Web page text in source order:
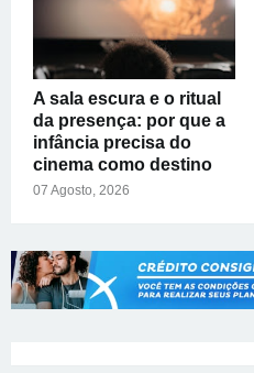
A sala escura e o ritual
da presença: por que a
infância precisa do
cinema como destino
07 Agosto, 2026